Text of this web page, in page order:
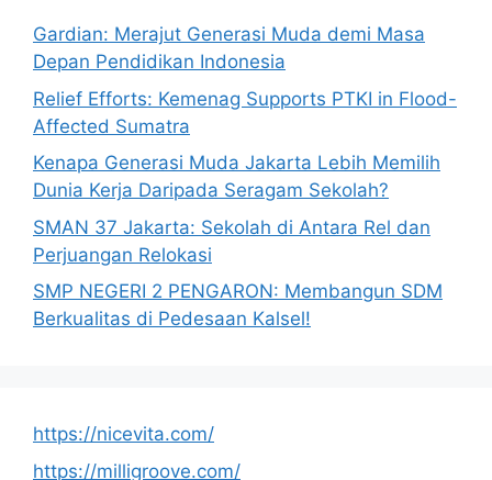
Gardian: Merajut Generasi Muda demi Masa
Depan Pendidikan Indonesia
Relief Efforts: Kemenag Supports PTKI in Flood-
Affected Sumatra
Kenapa Generasi Muda Jakarta Lebih Memilih
Dunia Kerja Daripada Seragam Sekolah?
SMAN 37 Jakarta: Sekolah di Antara Rel dan
Perjuangan Relokasi
SMP NEGERI 2 PENGARON: Membangun SDM
Berkualitas di Pedesaan Kalsel!
https://nicevita.com/
https://milligroove.com/